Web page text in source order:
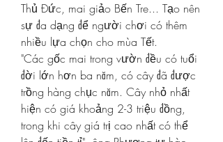
Thủ Đức, mai giảo Bến Tre... Tạo nên
sự đa dạng để người chơi có thêm
nhiều lựa chọn cho mùa Tết.
"Các gốc mai trong vườn đều có tuổi
đời lớn hơn ba năm, có cây đã được
trồng hàng chục năm. Cây nhỏ nhất
hiện có giá khoảng 2-3 triệu đồng,
trong khi cây giá trị cao nhất có thể